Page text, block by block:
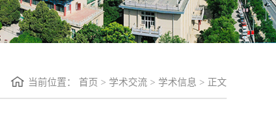
当前位置： 首页 > 学术交流 > 学术信息 > 正文